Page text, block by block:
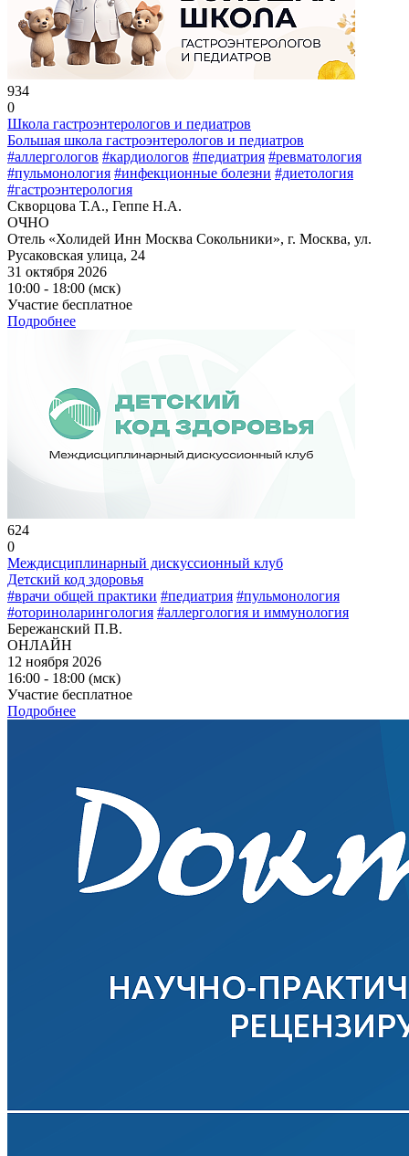
934
0
Школа гастроэнтерологов и педиатров
Большая школа гастроэнтерологов и педиатров
#аллергологов #кардиологов #педиатрия #ревматология
#пульмонология #инфекционные болезни #диетология
#гастроэнтерология
Скворцова Т.А., Геппе Н.А.
ОЧНО
Отель «Холидей Инн Москва Сокольники», г. Москва, ул.
Русаковская улица, 24
31 октября 2026
10:00 - 18:00 (мск)
Участие бесплатное
Подробнее
624
0
Междисциплинарный дискуссионный клуб
Детский код здоровья
#врачи общей практики #педиатрия #пульмонология
#оториноларингология #аллергология и иммунология
Бережанский П.В.
ОНЛАЙН
12 ноября 2026
16:00 - 18:00 (мск)
Участие бесплатное
Подробнее